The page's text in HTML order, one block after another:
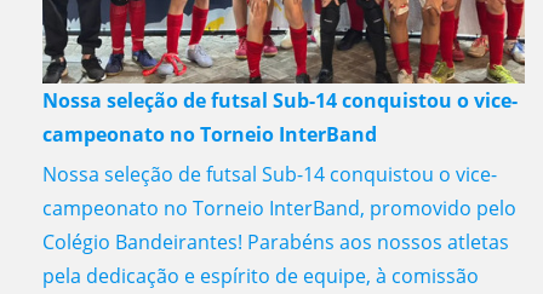
Nossa seleção de futsal Sub-14 conquistou o vice-
campeonato no Torneio InterBand
Nossa seleção de futsal Sub-14 conquistou o vice-
campeonato no Torneio InterBand, promovido pelo
Colégio Bandeirantes! Parabéns aos nossos atletas
pela dedicação e espírito de equipe, à comissão